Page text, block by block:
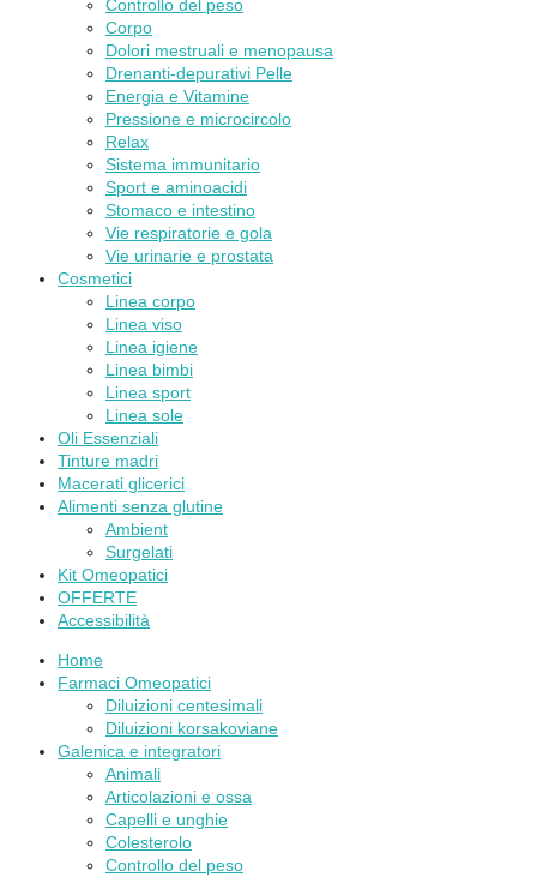
Controllo del peso
Corpo
Dolori mestruali e menopausa
Drenanti-depurativi Pelle
Energia e Vitamine
Pressione e microcircolo
Relax
Sistema immunitario
Sport e aminoacidi
Stomaco e intestino
Vie respiratorie e gola
Vie urinarie e prostata
Cosmetici
Linea corpo
Linea viso
Linea igiene
Linea bimbi
Linea sport
Linea sole
Oli Essenziali
Tinture madri
Macerati glicerici
Alimenti senza glutine
Ambient
Surgelati
Kit Omeopatici
OFFERTE
Accessibilità
Home
Farmaci Omeopatici
Diluizioni centesimali
Diluizioni korsakoviane
Galenica e integratori
Animali
Articolazioni e ossa
Capelli e unghie
Colesterolo
Controllo del peso